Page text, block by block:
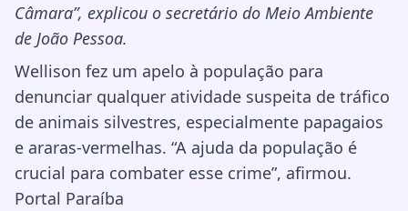
Câmara”, explicou o secretário do Meio Ambiente
de João Pessoa.
Wellison fez um apelo à população para
denunciar qualquer atividade suspeita de tráfico
de animais silvestres, especialmente papagaios
e araras-vermelhas. “A ajuda da população é
crucial para combater esse crime”, afirmou.
Portal Paraíba